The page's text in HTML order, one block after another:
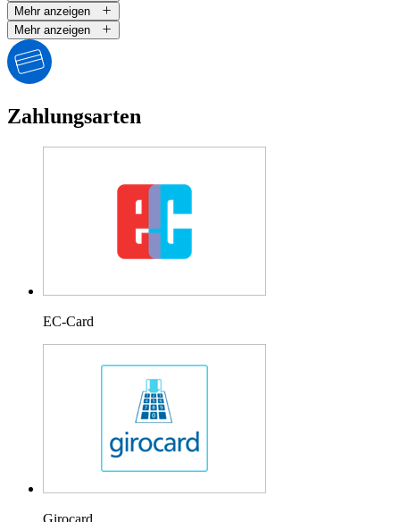
Mehr anzeigen
Mehr anzeigen
Zahlungsarten
EC-Card